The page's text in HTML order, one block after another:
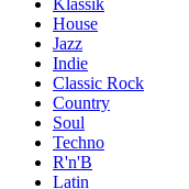
Klassik
House
Jazz
Indie
Classic Rock
Country
Soul
Techno
R'n'B
Latin